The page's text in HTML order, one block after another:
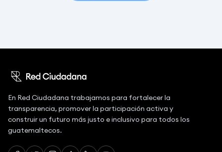
En Red Ciudadana trabajamos para fortalecer la
transparencia, promover la participación activa y
construir un futuro más justo e inclusivo para todos los
guatemaltecos.